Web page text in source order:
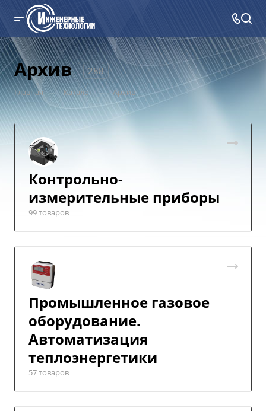
Архив 288
Главная — Каталог — Архив
Контрольно-
измерительные приборы
99 товаров
Промышленное газовое
оборудование.
Автоматизация
теплоэнергетики
57 товаров